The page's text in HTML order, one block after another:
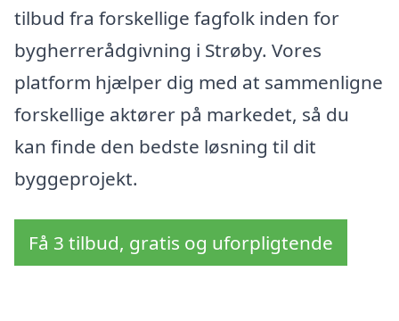
tilbud fra forskellige fagfolk inden for
bygherrerådgivning i Strøby. Vores
platform hjælper dig med at sammenligne
forskellige aktører på markedet, så du
kan finde den bedste løsning til dit
byggeprojekt.
Få 3 tilbud, gratis og uforpligtende